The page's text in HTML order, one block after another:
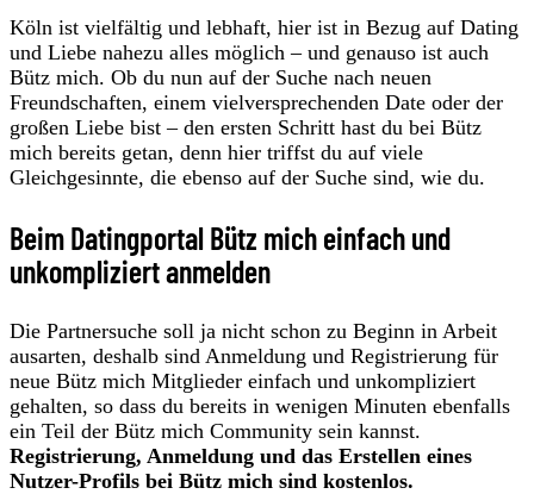
Köln ist vielfältig und lebhaft, hier ist in Bezug auf Dating
und Liebe nahezu alles möglich – und genauso ist auch
Bütz mich. Ob du nun auf der Suche nach neuen
Freundschaften, einem vielversprechenden Date oder der
großen Liebe bist – den ersten Schritt hast du bei Bütz
mich bereits getan, denn hier triffst du auf viele
Gleichgesinnte, die ebenso auf der Suche sind, wie du.
Beim Datingportal Bütz mich einfach und
unkompliziert anmelden
Die Partnersuche soll ja nicht schon zu Beginn in Arbeit
ausarten, deshalb sind Anmeldung und Registrierung für
neue Bütz mich Mitglieder einfach und unkompliziert
gehalten, so dass du bereits in wenigen Minuten ebenfalls
ein Teil der Bütz mich Community sein kannst.
Registrierung, Anmeldung und das Erstellen eines
Nutzer-Profils bei Bütz mich sind kostenlos.